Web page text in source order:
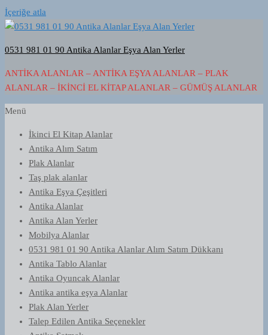
İçeriğe atla
0531 981 01 90 Antika Alanlar Eşya Alan Yerler
ANTIKA ALANLAR – ANTIKA EŞYA ALANLAR – PLAK
ALANLAR – İKINCI EL KITAP ALANLAR – GÜMÜŞ ALANLAR
Menü
İkinci El Kitap Alanlar
Antika Alım Satım
Plak Alanlar
Taş plak alanlar
Antika Eşya Çeşitleri
Antika Alanlar
Antika Alan Yerler
Mobilya Alanlar
0531 981 01 90 Antika Alanlar Alım Satım Dükkanı
Antika Tablo Alanlar
Antika Oyuncak Alanlar
Antika antika eşya Alanlar
Plak Alan Yerler
Talep Edilen Antika Seçenekler